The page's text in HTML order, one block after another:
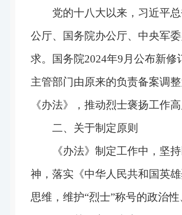
党的十八大以来，习近平
公厅、国务院办公厅、中央军
求。国务院2024年9月公布新
主管部门由原来的负责备案调
《办法》，推动烈士褒扬工作高
二、关于制定原则
《办法》制定工作中，坚
神，落实《中华人民共和国英
思维，维护“烈士”称号的政治